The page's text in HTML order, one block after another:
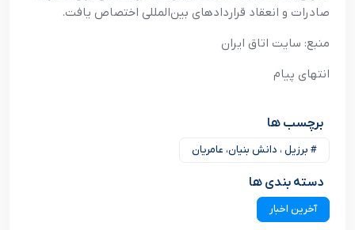
صادرات و انعقاد قراردادهای بین‌المللی اختصاص یافت.
منبع: سایت اتاق ایران
انتهای پیام
برچسب ها
# برزیل ، دانش بنیان، عامریان
دسته بندی ها
آخرین اخبار